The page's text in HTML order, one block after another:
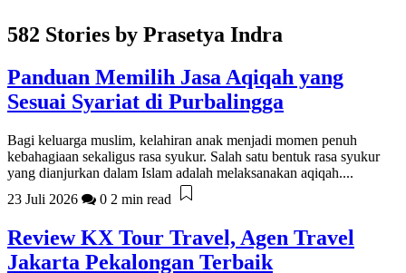
582 Stories by Prasetya Indra
Panduan Memilih Jasa Aqiqah yang
Sesuai Syariat di Purbalingga
Bagi keluarga muslim, kelahiran anak menjadi momen penuh
kebahagiaan sekaligus rasa syukur. Salah satu bentuk rasa syukur
yang dianjurkan dalam Islam adalah melaksanakan aqiqah....
23 Juli 2026
0 2 min read
Review KX Tour Travel, Agen Travel
Jakarta Pekalongan Terbaik